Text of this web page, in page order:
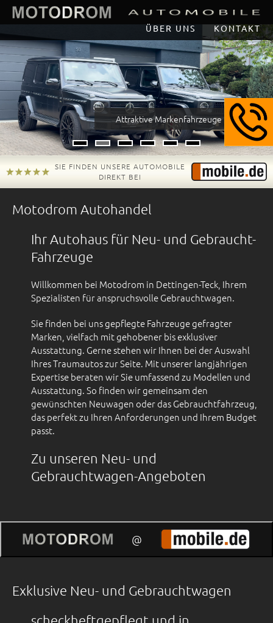
KONTAKT
ÜBER UNS
Attraktive Markenfahrzeuge
Item 1Item 2Item 3Item 4Item 5Item 6
SIE FINDEN UNSERE AUTOMOBILE
DIREKT BEI
Motodrom Autohandel
Ihr Autohaus für Neu- und Gebraucht-
Fahrzeuge
Willkommen bei Motodrom in Dettingen-Teck, Ihrem
Spezialisten für anspruchsvolle Gebrauchtwagen.
Sie finden bei uns gepflegte Fahrzeuge gefragter
Marken, vielfach mit gehobener bis exklusiver
Ausstattung. Gerne stehen wir Ihnen bei der Auswahl
Ihres Traumautos zur Seite. Mit unserer langjährigen
Expertise beraten wir Sie umfassend zu Modellen und
Ausstattung. So finden wir gemeinsam den
gewünschten Neuwagen oder das Gebrauchtfahrzeug,
das perfekt zu Ihren Anforderungen und Ihrem Budget
passt.
Zu unseren Neu- und
Gebrauchtwagen-Angeboten
@
Exklusive Neu- und Gebrauchtwagen